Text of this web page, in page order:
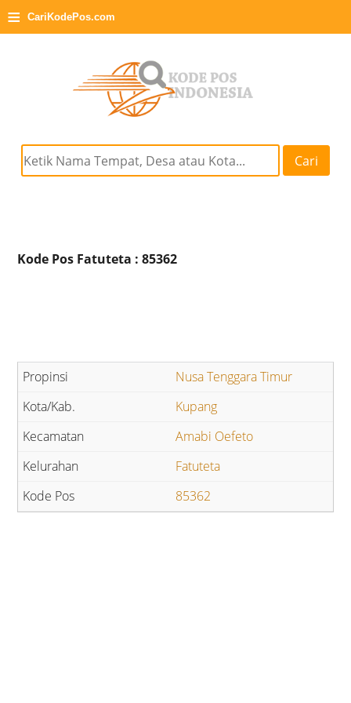
≡ CariKodePos.com
Cari
Kode Pos Fatuteta : 85362
Nusa Tenggara Timur
Kupang
Amabi Oefeto
Fatuteta
85362